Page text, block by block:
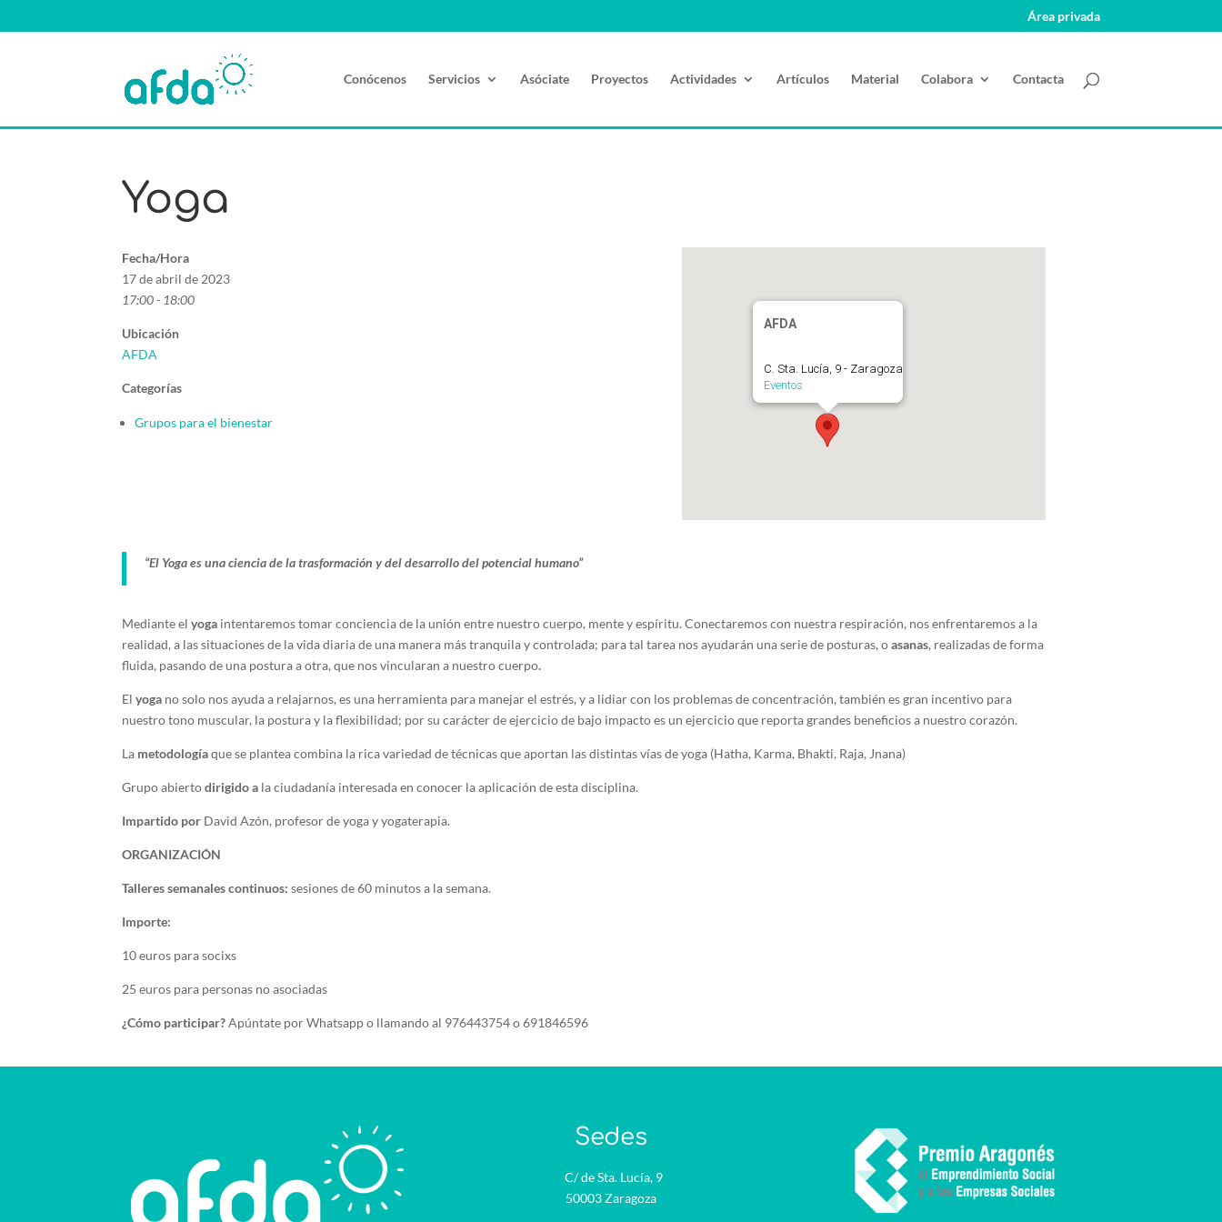
Área privada
Conócenos Servicios Asóciate Proyectos Actividades Artículos Material Colabora Contacta
Yoga
AFDA
C. Sta. Lucía, 9 - Zaragoza
Eventos
Fecha/Hora
17 de abril de 2023
17:00 - 18:00
Ubicación
AFDA
Categorías
Grupos para el bienestar
“El Yoga es una ciencia de la trasformación y del desarrollo del potencial humano”
Mediante elyoga intentaremos tomar conciencia de la unión entre nuestro cuerpo, mente y espíritu. Conectaremos con nuestra respiración, nos enfrentaremos a la
realidad, a las situaciones de la vida diaria de una manera más tranquila y controlada; para tal tarea nos ayudarán una serie de posturas, oasanas, realizadas de forma
fluida, pasando de una postura a otra, que nos vincularan a nuestro cuerpo.
Elyoga no solo nos ayuda a relajarnos, es una herramienta para manejar el estrés, y a lidiar con los problemas de concentración, también es gran incentivo para
nuestro tono muscular, la postura y la flexibilidad; por su carácter de ejercicio de bajo impacto es un ejercicio que reporta grandes beneficios a nuestro corazón.
La metodologíaque se plantea combina la rica variedad de técnicas que aportan las distintas vías de yoga (Hatha, Karma, Bhakti, Raja, Jnana)
Grupo abiertodirigido a la ciudadanía interesada en conocer la aplicación de esta disciplina.
Impartido por David Azón, profesor de yoga y yogaterapia.
ORGANIZACIÓN
Talleres semanales continuos:sesiones de 60 minutos a la semana.
Importe:
10 euros para socixs
25 euros para personas no asociadas
¿Cómo participar?Apúntate por Whatsapp o llamando al 976443754 o 691846596
Sedes
C/ de Sta. Lucía, 9
50003 Zaragoza